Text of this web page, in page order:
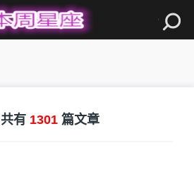
共有 1301 篇文章